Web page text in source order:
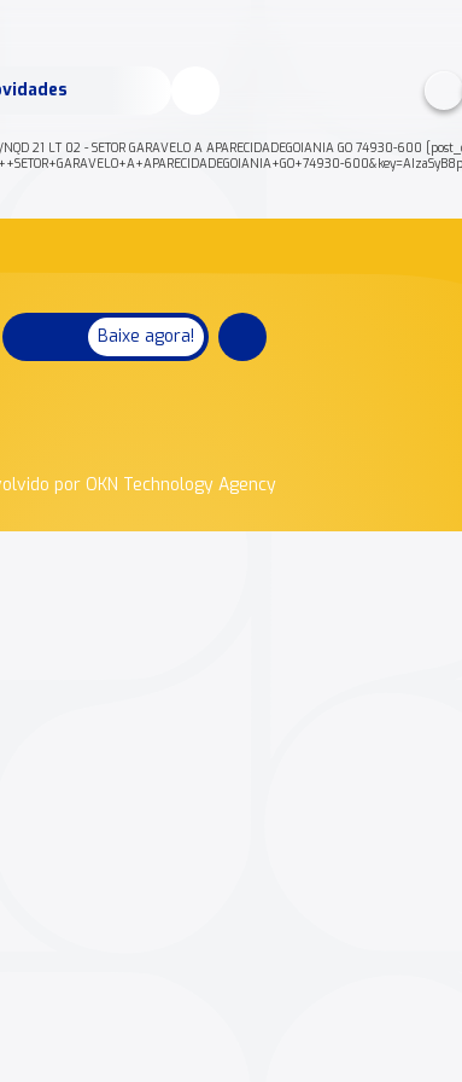
LT 02 - SETOR GARAVELO A APARECIDADEGOIANIA GO 74930-600
Baixe agora!
por OKN Technology Agency